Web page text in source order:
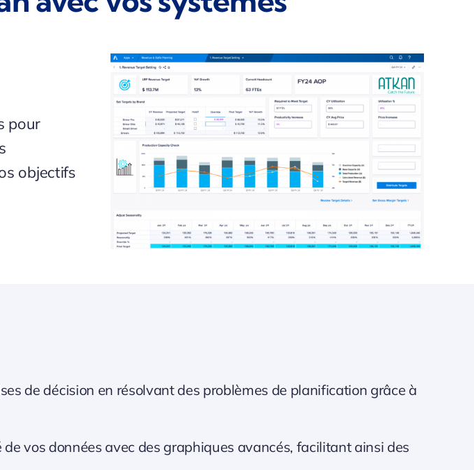
pour
objectifs
de décision en résolvant des problèmes de planification grâce à
vos données avec des graphiques avancés, facilitant ainsi des